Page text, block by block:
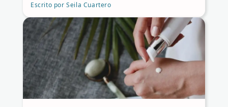
Escrito por Seila Cuartero